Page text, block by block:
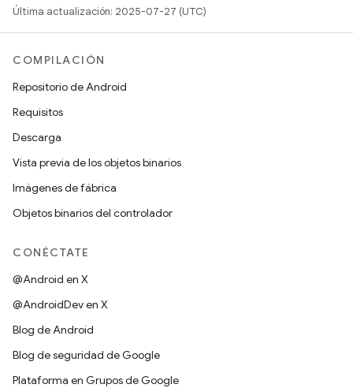
Última actualización: 2025-07-27 (UTC)
COMPILACIÓN
Repositorio de Android
Requisitos
Descarga
Vista previa de los objetos binarios
Imágenes de fábrica
Objetos binarios del controlador
CONÉCTATE
@Android en X
@AndroidDev en X
Blog de Android
Blog de seguridad de Google
Plataforma en Grupos de Google